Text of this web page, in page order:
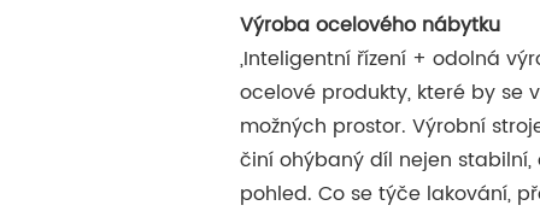
Výroba ocelového nábytku
„Inteligentní řízení + odolná
ocelové produkty, které by se
možných prostor. Výrobní
činí ohýbaný díl nejen
pohled. Co se týče lakování,